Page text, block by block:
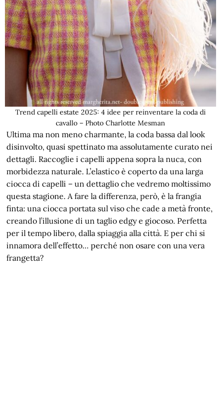
Trend capelli estate 2025: 4 idee per reinventare la coda di
cavallo – Photo Charlotte Mesman
Ultima ma non meno charmante, la coda bassa dal look
disinvolto, quasi spettinato ma assolutamente curato nei
dettagli. Raccoglie i capelli appena sopra la nuca, con
morbidezza naturale. L’elastico è coperto da una larga
ciocca di capelli – un dettaglio che vedremo moltissimo
questa stagione. A fare la differenza, però, è la frangia
finta: una ciocca portata sul viso che cade a metà fronte,
creando l’illusione di un taglio edgy e giocoso. Perfetta
per il tempo libero, dalla spiaggia alla città. E per chi si
innamora dell’effetto… perché non osare con una vera
frangetta?